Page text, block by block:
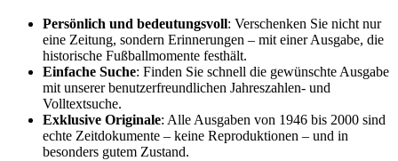
Persönlich und bedeutungsvoll: Verschenken Sie nicht nur
eine Zeitung, sondern Erinnerungen – mit einer Ausgabe, die
historische Fußballmomente festhält.
Einfache Suche: Finden Sie schnell die gewünschte Ausgabe
mit unserer benutzerfreundlichen Jahreszahlen- und
Volltextsuche.
Exklusive Originale: Alle Ausgaben von 1946 bis 2000 sind
echte Zeitdokumente – keine Reproduktionen – und in
besonders gutem Zustand.